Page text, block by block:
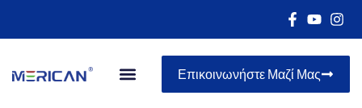
Επικοινωνήστε Μαζί Μας